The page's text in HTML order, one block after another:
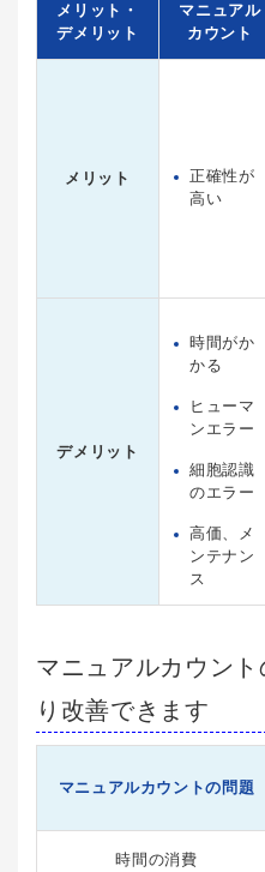
メリット・
デメリット
マニュアル
カウント
メリット
正確性が
高い
デメリット
時間がか
かる
ヒューマ
ンエラー
細胞認識
のエラー
高価、メ
ンテナン
ス
マニュアルカウン
り改善できます
マニュアルカウントの問題
時間の消費